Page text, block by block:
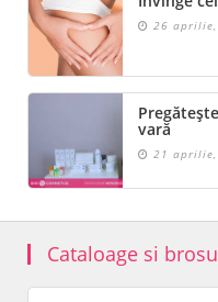
26 aprilie,
vară
21 aprilie,
Cataloage si